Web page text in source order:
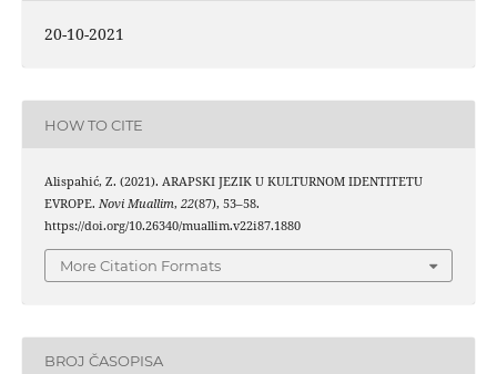
20-10-2021
HOW TO CITE
Alispahić, Z. (2021). ARAPSKI JEZIK U KULTURNOM IDENTITETU
EVROPE. Novi Muallim, 22(87), 53–58.
https://doi.org/10.26340/muallim.v22i87.1880
More Citation Formats
BROJ ČASOPISA